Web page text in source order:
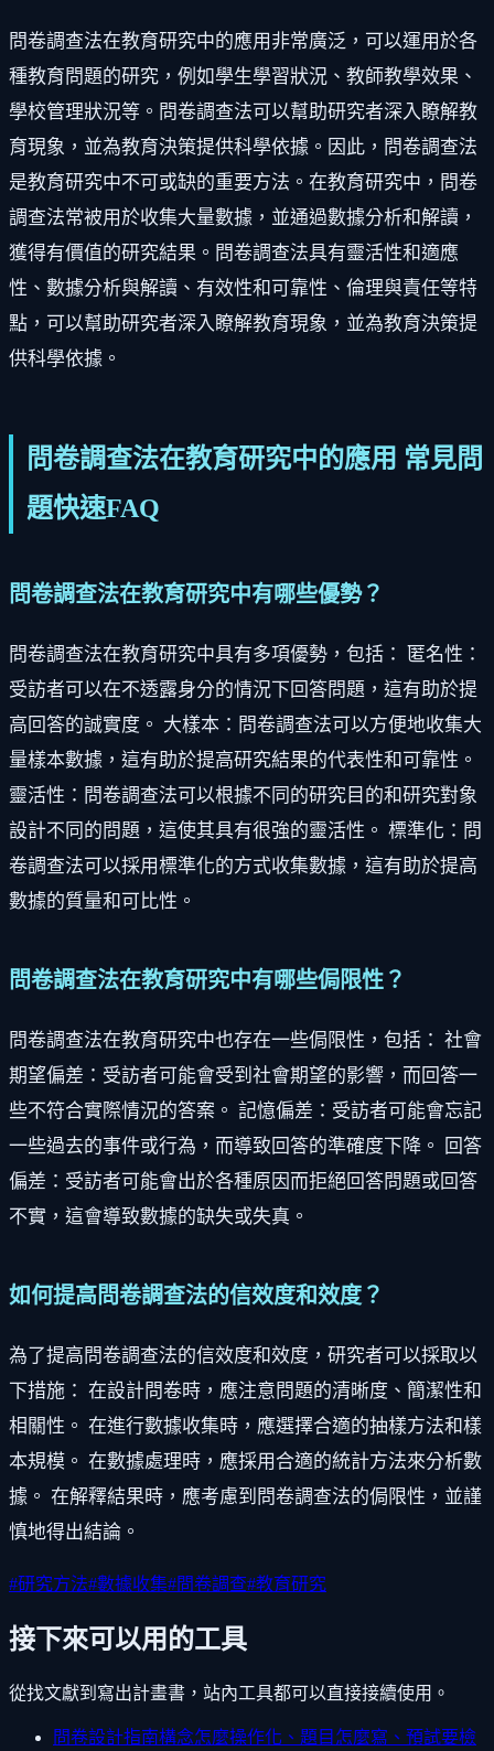
問卷調查法在教育研究中的應用非常廣泛，可以運用於各
種教育問題的研究，例如學生學習狀況、教師教學效果、
學校管理狀況等。問卷調查法可以幫助研究者深入瞭解教
育現象，並為教育決策提供科學依據。因此，問卷調查法
是教育研究中不可或缺的重要方法。在教育研究中，問卷
調查法常被用於收集大量數據，並通過數據分析和解讀，
獲得有價值的研究結果。問卷調查法具有靈活性和適應
性、數據分析與解讀、有效性和可靠性、倫理與責任等特
點，可以幫助研究者深入瞭解教育現象，並為教育決策提
供科學依據。
問卷調查法在教育研究中的應用 常見問
題快速FAQ
問卷調查法在教育研究中有哪些優勢？
問卷調查法在教育研究中具有多項優勢，包括： 匿名性：
受訪者可以在不透露身分的情況下回答問題，這有助於提
高回答的誠實度。 大樣本：問卷調查法可以方便地收集大
量樣本數據，這有助於提高研究結果的代表性和可靠性。
靈活性：問卷調查法可以根據不同的研究目的和研究對象
設計不同的問題，這使其具有很強的靈活性。 標準化：問
卷調查法可以採用標準化的方式收集數據，這有助於提高
數據的質量和可比性。
問卷調查法在教育研究中有哪些侷限性？
問卷調查法在教育研究中也存在一些侷限性，包括： 社會
期望偏差：受訪者可能會受到社會期望的影響，而回答一
些不符合實際情況的答案。 記憶偏差：受訪者可能會忘記
一些過去的事件或行為，而導致回答的準確度下降。 回答
偏差：受訪者可能會出於各種原因而拒絕回答問題或回答
不實，這會導致數據的缺失或失真。
如何提高問卷調查法的信效度和效度？
為了提高問卷調查法的信效度和效度，研究者可以採取以
下措施： 在設計問卷時，應注意問題的清晰度、簡潔性和
相關性。 在進行數據收集時，應選擇合適的抽樣方法和樣
本規模。 在數據處理時，應採用合適的統計方法來分析數
據。 在解釋結果時，應考慮到問卷調查法的侷限性，並謹
慎地得出結論。
#研究方法#數據收集#問卷調查#教育研究
接下來可以用的工具
從找文獻到寫出計畫書，站內工具都可以直接接續使用。
問卷設計指南構念怎麼操作化、題目怎麼寫、預試要檢